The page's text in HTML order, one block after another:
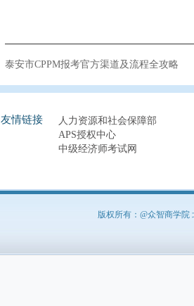
泰安市CPPM报考官方渠道及流程全攻略
友情链接 人力资源和社会保障部
APS授权中心
中级经济师考试网
版权所有：@众智商学